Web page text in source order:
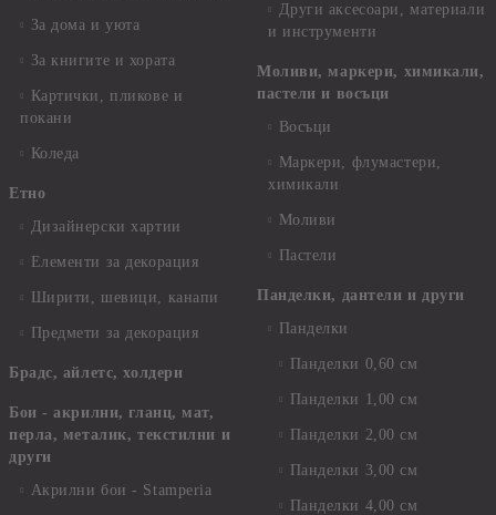
За дома и уюта
За книгите и хората
Картички, пликове и
покани
Коледа
Етно
Дизайнерски хартии
Елементи за декорация
Ширити, шевици, канапи
Предмети за декорация
Брадс, айлетс, холдери
Бои - акрилни, гланц, мат,
перла, металик, текстилни и
други
Акрилни бои - Stamperia
Други аксесоари, материали
и инструменти
Моливи, маркери, химикали,
пастели и восъци
Восъци
Маркери, флумастери,
химикали
Моливи
Пастели
Панделки, дантели и други
Панделки
Панделки 0,60 см
Панделки 1,00 см
Панделки 2,00 см
Панделки 3,00 см
Панделки 4,00 см